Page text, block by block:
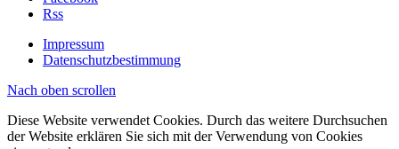
Rss
Impressum
Datenschutzbestimmung
Nach oben scrollen
Diese Website verwendet Cookies. Durch das weitere Durchsuchen
der Website erklären Sie sich mit der Verwendung von Cookies